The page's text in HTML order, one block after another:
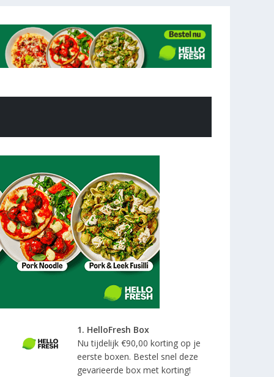
1. HelloFresh Box
Nu tijdelijk €90,00 korting op je
eerste boxen. Bestel snel deze
gevarieerde box met korting!